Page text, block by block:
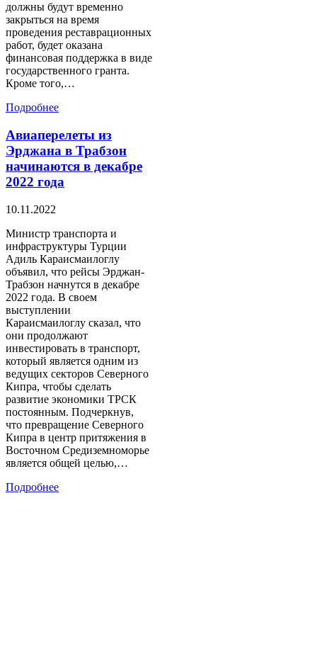
должны будут временно
закрыться на время
проведения реставрационных
работ, будет оказана
финансовая поддержка в виде
государственного гранта.
Кроме того,…
Подробнее
Авиаперелеты из
Эрджана в Трабзон
начинаются в декабре
2022 года
10.11.2022
Министр транспорта и
инфраструктуры Турции
Адиль Караисмаилоглу
объявил, что рейсы Эрджан-
Трабзон начнутся в декабре
2022 года. В своем
выступлении
Караисмаилоглу сказал, что
они продолжают
инвестировать в транспорт,
который является одним из
ведущих секторов Северного
Кипра, чтобы сделать
развитие экономики ТРСК
постоянным. Подчеркнув,
что превращение Северного
Кипра в центр притяжения в
Восточном Средиземноморье
является общей целью,…
Подробнее